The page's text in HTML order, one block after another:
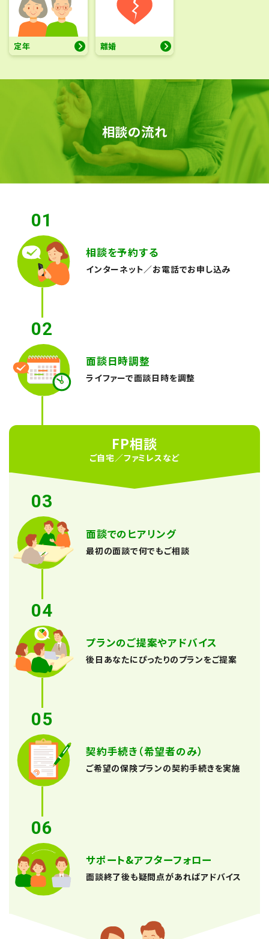
定年 離婚
相談の流れ
01
相談を予約する
インターネット／お電話でお申し込み
02
面談日時調整
ライファーで面談日時を調整
FP相談
ご自宅／ファミレスなど
03
面談でのヒアリング
最初の面談で何でもご相談
04
プランのご提案やアドバイス
後日あなたにぴったりのプランをご提案
05
契約手続き（希望者のみ）
ご希望の保険プランの契約手続きを実施
06
サポート&アフターフォロー
面談終了後も疑問点があればアドバイス